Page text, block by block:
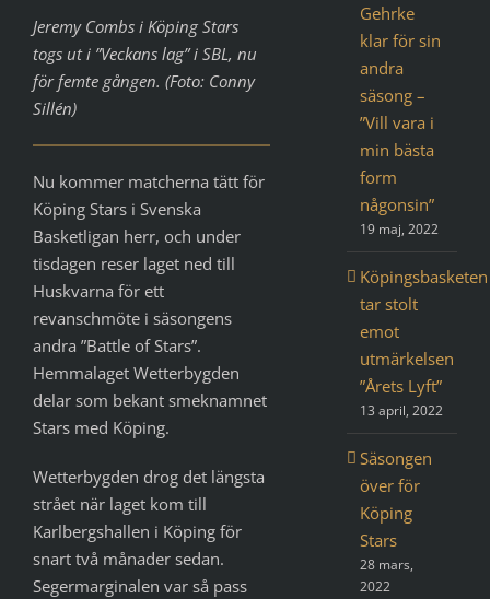
Jeremy Combs i Köping Stars
togs ut i ”Veckans lag” i SBL, nu
för femte gången. (Foto: Conny
Sillén)
Nu kommer matcherna tätt för
Köping Stars i Svenska
Basketligan herr, och under
tisdagen reser laget ned till
Huskvarna för ett
revanschmöte i säsongens
andra ”Battle of Stars”.
Hemmalaget Wetterbygden
delar som bekant smeknamnet
Stars med Köping.
Wetterbygden drog det längsta
strået när laget kom till
Karlbergshallen i Köping för
snart två månader sedan.
Segermarginalen var så pass
Gehrke
klar för sin
andra
säsong –
”Vill vara i
min bästa
form
någonsin”
19 maj, 2022
Köpingsbasketen
tar stolt
emot
utmärkelsen
”Årets Lyft”
13 april, 2022
Säsongen
över för
Köping
Stars
28 mars,
2022